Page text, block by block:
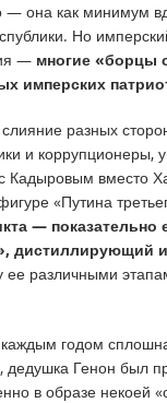
— она как минимум
Но
— многие «борцы
имперских
разных
и
Кадыровым вместо
«Путина
— показательно
дистиллирующий
различными
годом
Генон был
в образе некоей